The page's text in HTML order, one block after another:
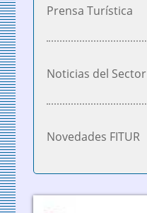
Prensa Turística
Noticias del Sector
Novedades FITUR